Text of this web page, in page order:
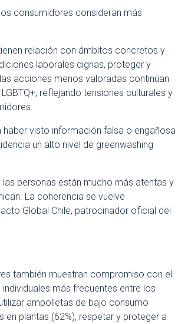
consumidores consideran más
relación con ámbitos concretos y
laborales dignas, proteger y
acciones menos valoradas continúan
reflejando tensiones culturales y
visto información falsa o engañosa
un alto nivel de greenwashing
personas están mucho más atentas y
La coherencia se vuelve
Global Chile, patrocinador oficial del
también muestran compromiso con el
más frecuentes entre los
ampolletas de bajo consumo
en plantas (62%), respetar y proteger a